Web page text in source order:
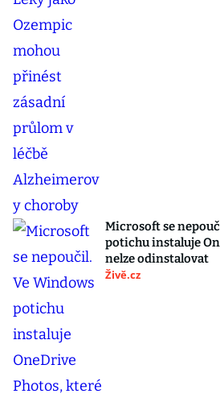
Microsoft se
potichu instaluje
nelze odinstalovat
Živě.cz